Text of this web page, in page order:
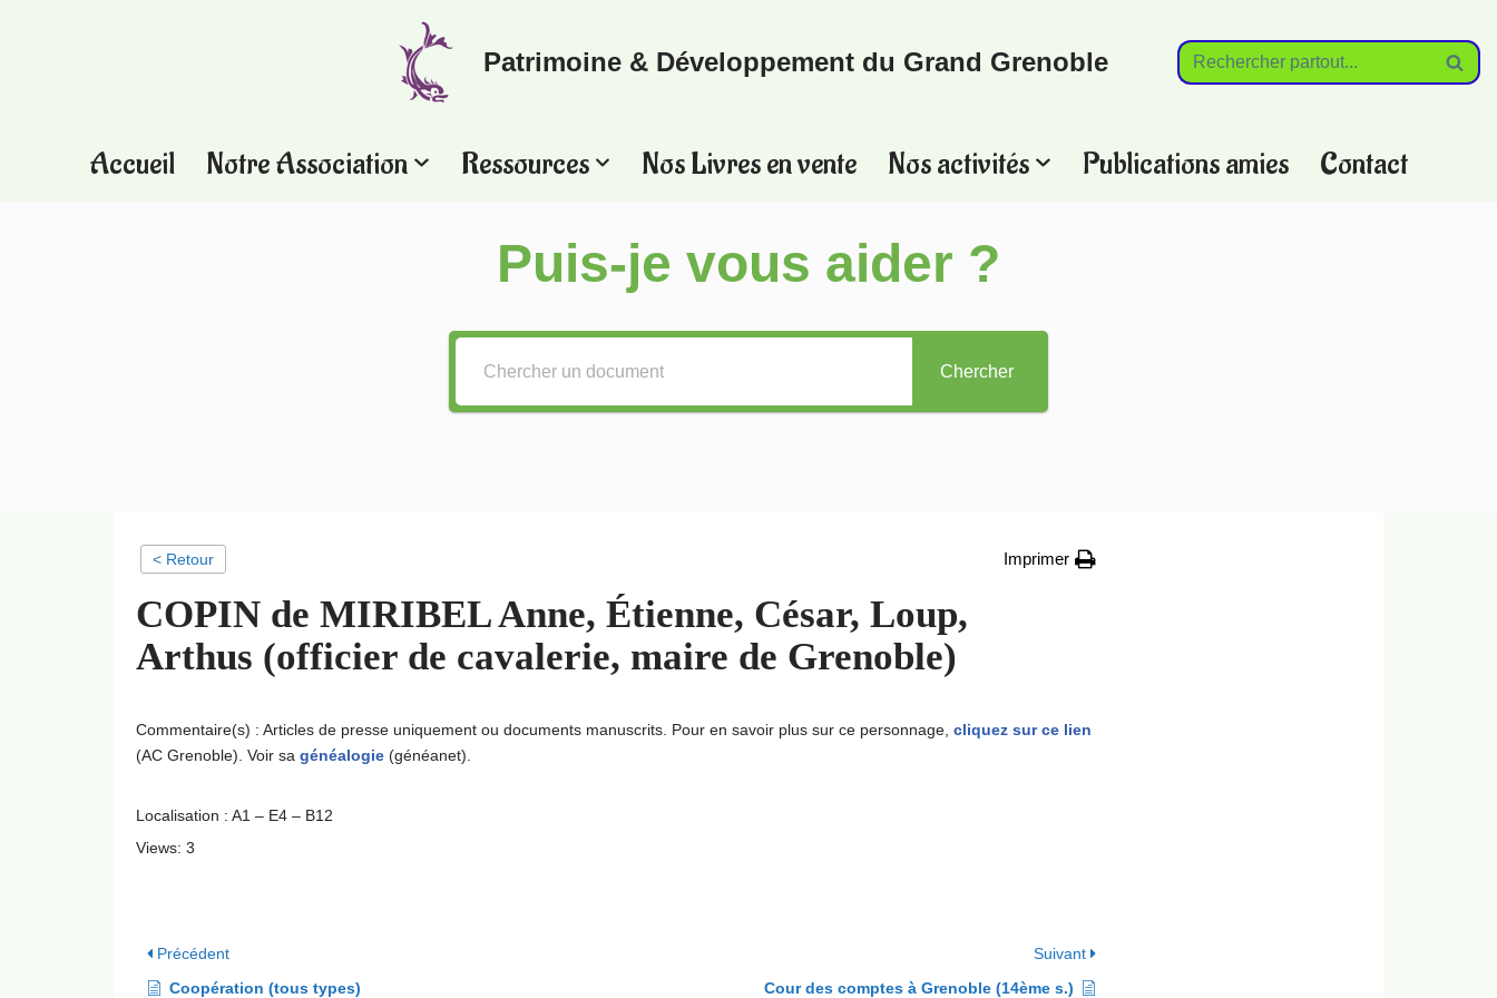
Patrimoine & Développement du Grand Grenoble
Accueil Notre Association Ressources Nos Livres en vente Nos activités Publications amies Contact
Puis-je vous aider ?
Chercher
< Retour Imprimer
COPIN de MIRIBEL Anne, Étienne, César, Loup,
Arthus (officier de cavalerie, maire de Grenoble)
Commentaire(s) : Articles de presse uniquement ou documents manuscrits. Pour en savoir plus sur ce personnage, cliquez sur ce lien
(AC Grenoble). Voir sa généalogie (généanet).
Localisation : A1 – E4 – B12
Views: 3
Précédent
Coopération (tous types)
Suivant
Cour des comptes à Grenoble (14ème s.)